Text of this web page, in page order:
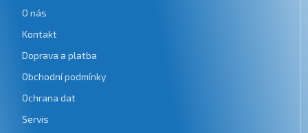
O nás
Kontakt
Doprava a platba
Obchodní podmínky
Ochrana dat
Servis